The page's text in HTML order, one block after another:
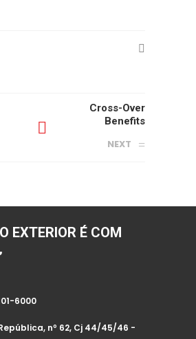
Cross-Over
Benefits
NEXT
EXTERIOR É COM
6000
nº 62, Cj 44/45/46 -